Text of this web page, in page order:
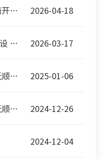
社区与共建单位齐出手 全面开启楼道“美颜”模式 2026-04-18
市工信局：抓好营商环境建设 推动全市工业经济高质量发展 2026-03-17
奋进强国路 阔步新征程丨抚顺石化：抢占国际市场 跑出“加速度” 2025-01-06
奋进强国路 阔步新征程丨抚顺聚焦三农 共话发展新篇章 2024-12-26
2024-12-04